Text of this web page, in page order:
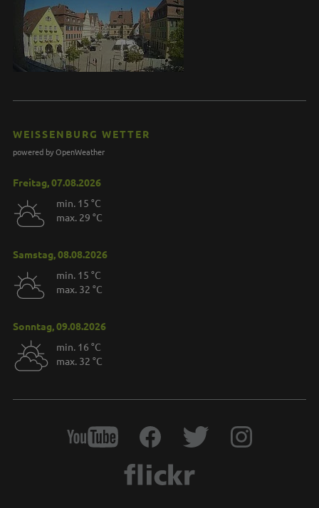
WEISSENBURG WETTER
powered by OpenWeather
Freitag, 07.08.2026
min. 15 °C
max. 29 °C
Samstag, 08.08.2026
min. 15 °C
max. 32 °C
Sonntag, 09.08.2026
min. 16 °C
max. 32 °C